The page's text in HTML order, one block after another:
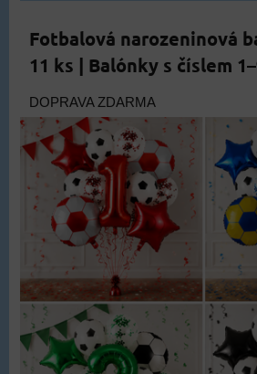
Fotbalová narozeninová
11 ks | Balónky s číslem
DOPRAVA ZDARMA